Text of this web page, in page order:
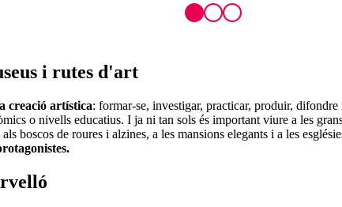
i rutes d'art
creació artística: formar-se, investigar, practicar, produir, difondre
o nivells educatius. I ja ni tan sols és important viure a les
boscos de roures i alzines, a les mansions elegants i a les